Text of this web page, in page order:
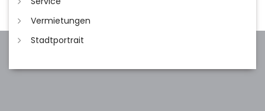
Vermietungen
Stadtportrait